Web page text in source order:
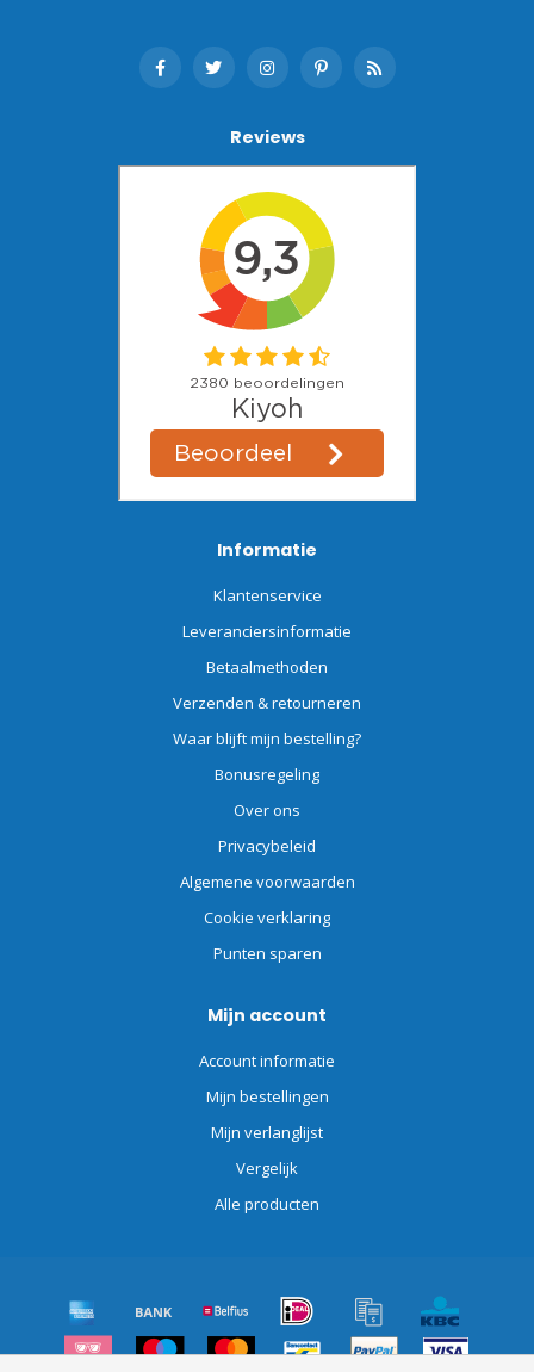
Reviews
Informatie
Klantenservice
Leveranciersinformatie
Betaalmethoden
Verzenden & retourneren
Waar blijft mijn bestelling?
Bonusregeling
Over ons
Privacybeleid
Algemene voorwaarden
Cookie verklaring
Punten sparen
Mijn account
Account informatie
Mijn bestellingen
Mijn verlanglijst
Vergelijk
Alle producten